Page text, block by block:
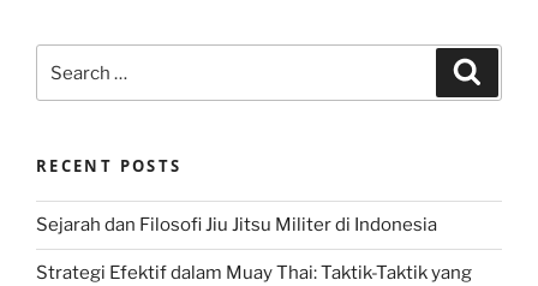
for:
RECENT POSTS
Sejarah dan Filosofi Jiu Jitsu Militer di Indonesia
Strategi Efektif dalam Muay Thai: Taktik-Taktik yang